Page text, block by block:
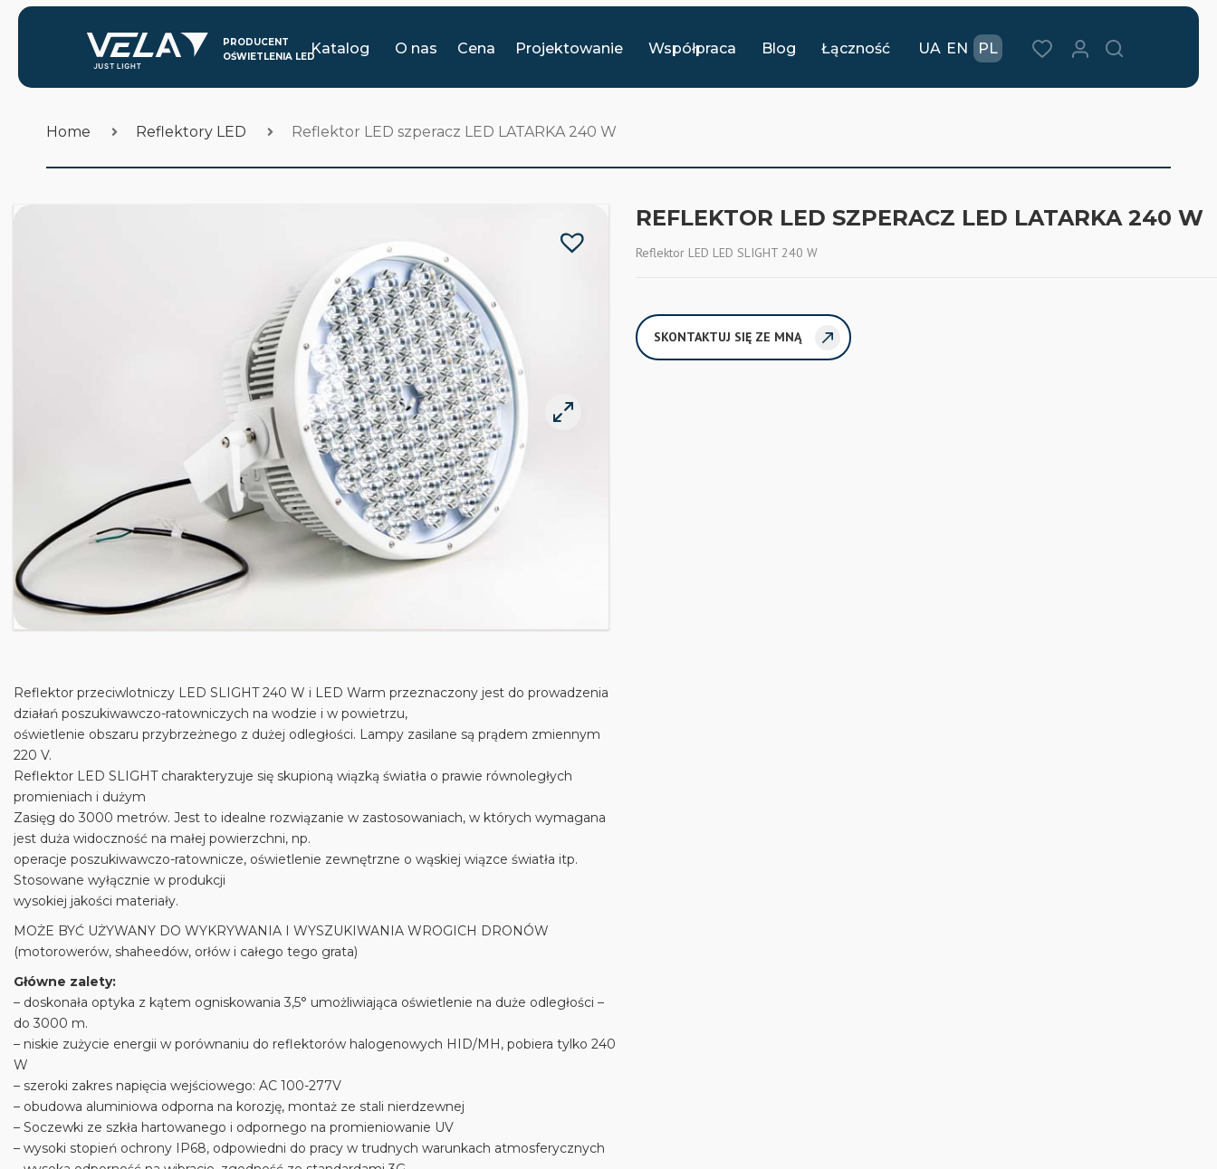
Katalog O nas Cena Projektowanie Współpraca Blog Łączność EN PL
UA
Home Reflektory LED Reflektor LED szperacz LED LATARKA 240 W
REFLEKTOR LED SZPERACZ LED LATARKA 240 W
Reflektor LED LED SLIGHT 240 W
SKONTAKTUJ SIĘ ZE MNĄ
Reflektor przeciwlotniczy LED SLIGHT 240 W i LED Warm przeznaczony jest do prowadzenia
działań poszukiwawczo-ratowniczych na wodzie i w powietrzu,
oświetlenie obszaru przybrzeżnego z dużej odległości. Lampy zasilane są prądem zmiennym
220 V.
Reflektor LED SLIGHT charakteryzuje się skupioną wiązką światła o prawie równoległych
promieniach i dużym
Zasięg do 3000 metrów. Jest to idealne rozwiązanie w zastosowaniach, w których wymagana
jest duża widoczność na małej powierzchni, np.
operacje poszukiwawczo-ratownicze, oświetlenie zewnętrzne o wąskiej wiązce światła itp.
Stosowane wyłącznie w produkcji
wysokiej jakości materiały.
MOŻE BYĆ UŻYWANY DO WYKRYWANIA I WYSZUKIWANIA WROGICH DRONÓW
(motorowerów, shaheedów, orłów i całego tego grata)
Główne zalety:
– doskonała optyka z kątem ogniskowania 3,5° umożliwiająca oświetlenie na duże odległości –
do 3000 m.
– niskie zużycie energii w porównaniu do reflektorów halogenowych HID/MH, pobiera tylko 240
W
– szeroki zakres napięcia wejściowego: AC 100-277V
– obudowa aluminiowa odporna na korozję, montaż ze stali nierdzewnej
– Soczewki ze szkła hartowanego i odpornego na promieniowanie UV
– wysoki stopień ochrony IP68, odpowiedni do pracy w trudnych warunkach atmosferycznych